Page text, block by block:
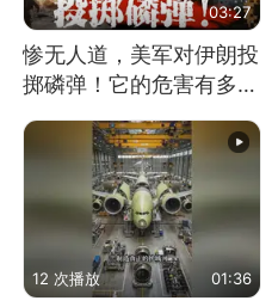
03:27
惨无人道，美军对伊朗投
掷磷弹！它的危害有多
12 次播放 01:36